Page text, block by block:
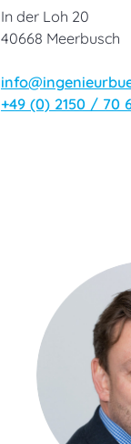
In der Loh 20
40668 Meerbusch
+49 (0) 2150 / 70